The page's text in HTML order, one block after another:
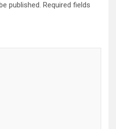
published. Required fields